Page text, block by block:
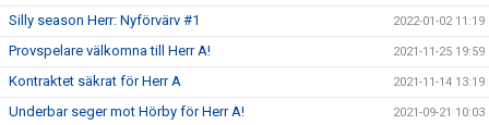
Silly season Herr: Nyförvärv #1 2022-01-02 11:19
Provspelare välkomna till Herr A! 2021-11-25 19:59
Kontraktet säkrat för Herr A 2021-11-14 13:19
Underbar seger mot Hörby för Herr A! 2021-09-21 10:03